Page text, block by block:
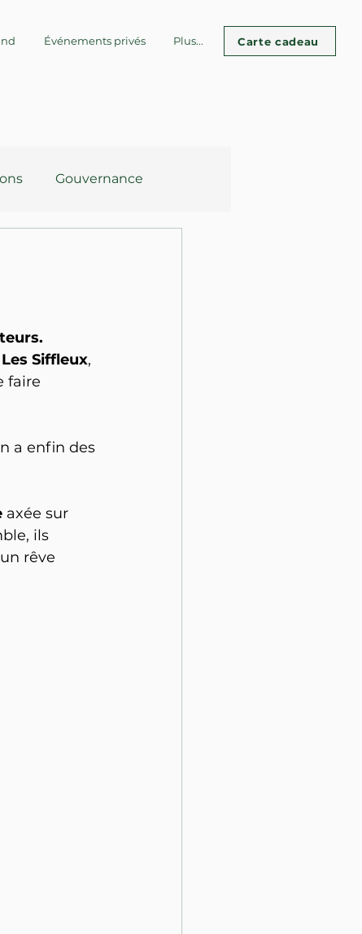
Événements privés Plus... Carte cadeau
Gouvernance
Les Siffleux,
faire
a enfin des
axée sur
ils
rêve